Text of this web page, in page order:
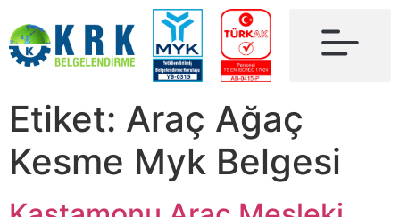
Etiket: Araç Ağaç
Kesme Myk Belgesi